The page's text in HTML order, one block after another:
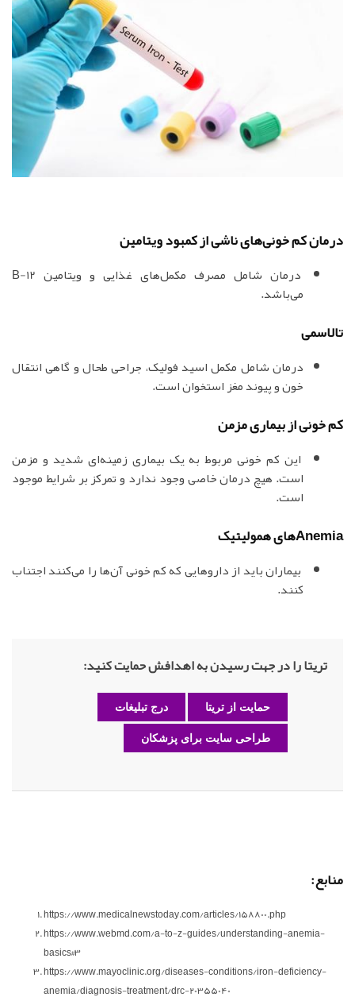
درمان کم خونی‌های ناشی از کمبود ویتامین
درمان شامل مصرف مکمل‌های غذایی و ویتامین B-12
می‌باشد.
تالاسمی
درمان شامل مکمل اسید فولیک، جراحی طحال و گاهی انتقال
خون و پیوند مغز استخوان است.
کم خونی از بیماری مزمن
این کم خونی مربوط به یک بیماری زمینه‌ای شدید و مزمن
است. هیچ درمان خاصی وجود ندارد و تمرکز بر شرایط موجود
است.
Anemiaهای همولیتیک
بیماران باید از داروهایی که کم خونی آن‌ها را می‌کنند اجتناب
کنند.
تریتا را در جهت رسیدن به اهدافش حمایت کنید:
حمایت از تریتا درج تبلیغات
طراحی سایت برای پزشکان
منابع:
https://www.medicalnewstoday.com/articles/158800.php
https://www.webmd.com/a-to-z-guides/understanding-anemia-
basics#3
https://www.mayoclinic.org/diseases-conditions/iron-deficiency-
anemia/diagnosis-treatment/drc-20355040